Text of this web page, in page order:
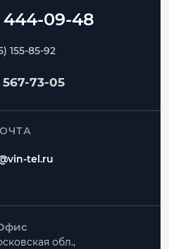
155-85-92
567-73-05
tel.ru
обл.,